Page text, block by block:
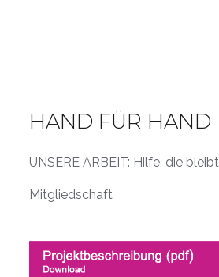
HAND FÜR HAND
UNSERE ARBEIT: Hilfe, die bleibt
Mitgliedschaft